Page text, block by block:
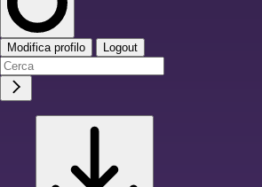
Modifica profilo Logout